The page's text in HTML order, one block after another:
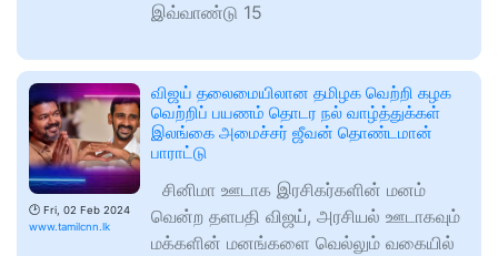
இவ்வாண்டு 15
🕑 Fri, 02 Feb 2024
www.tamilcnn.lk
விஜய் தலைமையிலான தமிழக வெற்றி கழக
வெற்றிப் பயணம் தொடர நல் வாழ்த்துக்கள்
இலங்கை அமைச்சர் ஜீவன் தொண்டமான்
பாராட்டு
சினிமா ஊடாக இரசிகர்களின் மனம்
வென்ற தளபதி விஜய், அரசியல் ஊடாகவும்
மக்களின் மனங்களை வெல்லும் வகையில்